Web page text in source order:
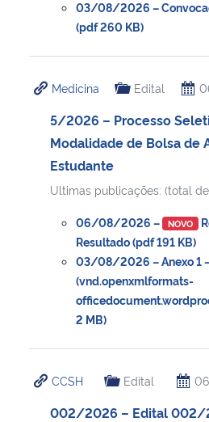
03/08/2026 –
(pdf 260 KB)
Medicina Edital
5/2026 – Processo
Modalidade de Bolsa de
Estudante
Ultimas publicações: (total
06/08/2026 – NOVO
Resultado (pdf 191 KB)
03/08/2026 – Anexo 1
(vnd.openxmlformats-
2 MB)
CCSH Edital
002/2026 – Edital 002/